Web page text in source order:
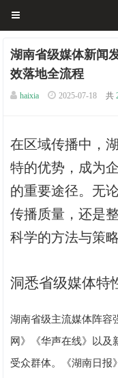
湖南省级媒体新闻
效落地全流程
haixia 2025-07-18 共
在区域传播中，
特的优势，成为
的重要途径。无
传播质量，还是
科学的方法与策
洞悉省级媒体特
湖南省级主流媒体阵容
网》《华声在线》以及
受众群体。《湖南日报